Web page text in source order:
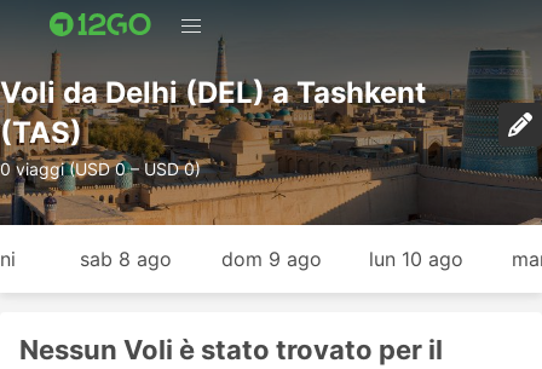
Voli da Delhi (DEL) a Tashkent
(TAS)
0 viaggi (USD 0 – USD 0)
sab 8 ago dom 9 ago lun 10 ago
Nessun Voli è stato trovato per il